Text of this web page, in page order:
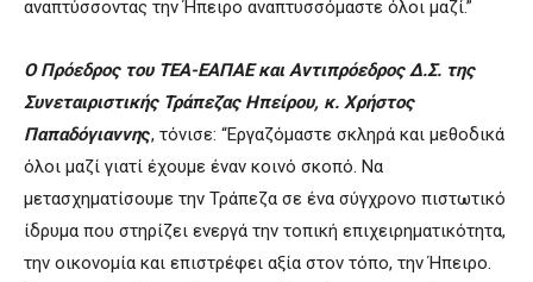
αναπτύσσοντας την Ήπειρο αναπτυσσόμαστε όλοι μαζί.”
Ο Πρόεδρος του ΤΕΑ-ΕΑΠΑΕ και Αντιπρόεδρος Δ.Σ. της
Συνεταιριστικής Τράπεζας Ηπείρου, κ. Χρήστος
Παπαδόγιαννης, τόνισε: “Εργαζόμαστε σκληρά και μεθοδικά
όλοι μαζί γιατί έχουμε έναν κοινό σκοπό. Να
μετασχηματίσουμε την Τράπεζα σε ένα σύγχρονο πιστωτικό
ίδρυμα που στηρίζει ενεργά την τοπική επιχειρηματικότητα,
την οικονομία και επιστρέφει αξία στον τόπο, την Ήπειρο.